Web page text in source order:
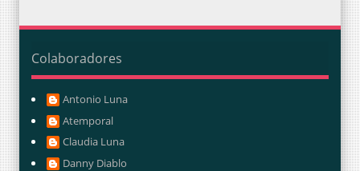
Colaboradores
Antonio Luna
Atemporal
Claudia Luna
Danny Diablo